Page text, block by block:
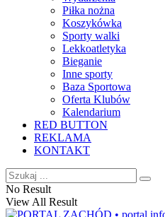
Piłka nożna
Koszykówka
Sporty walki
Lekkoatletyka
Bieganie
Inne sporty
Baza Sportowa
Oferta Klubów
Kalendarium
RED BUTTON
REKLAMA
KONTAKT
No Result
View All Result